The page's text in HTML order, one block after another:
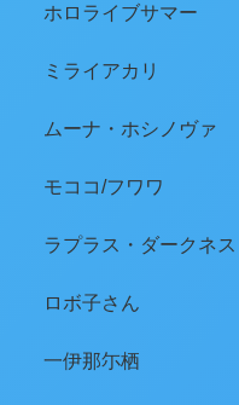
ホロライブサマー
ミライアカリ
ムーナ・ホシノヴァ
モココ/フワワ
ラプラス・ダークネス
ロボ子さん
一伊那尓栖